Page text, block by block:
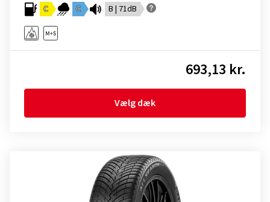
C C B | 71dB
693,13 kr.
Vælg dæk